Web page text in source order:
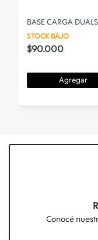
BASE CARGA
STOCK BAJO
$90.000
Agregar
Conocé